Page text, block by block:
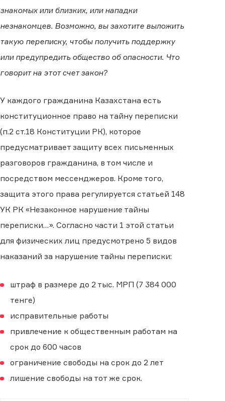
знакомых или близких, или нападки
незнакомцев. Возможно, вы захотите выложить
такую переписку, чтобы получить поддержку
или предупредить общество об опасности. Что
говорит на этот счет закон?
У каждого гражданина Казахстана есть
конституционное право на тайну переписки
(п.2 ст.18 Конституции РК), которое
предусматривает защиту всех письменных
разговоров гражданина, в том числе и
посредством мессенджеров. Кроме того,
защита этого права регулируется статьей 148
УК РК «Незаконное нарушение тайны
переписки…». Согласно части 1 этой статьи
для физических лиц предусмотрено 5 видов
наказаний за нарушение тайны переписки:
штраф в размере до 2 тыс. МРП (7 384 000
тенге)
исправительные работы
привлечение к общественным работам на
срок до 600 часов
ограничение свободы на срок до 2 лет
лишение свободы на тот же срок.